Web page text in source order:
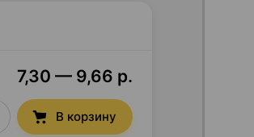
7,30 — 9,66 р.
В корзину